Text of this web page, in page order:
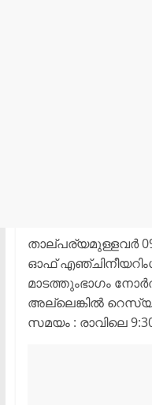
താല്പര്യമുള്ളവർ
ഓഫ്
മാടത്തുംഭാഗം
അല്ലെങ്കിൽ
സമയം : രാവിലെ